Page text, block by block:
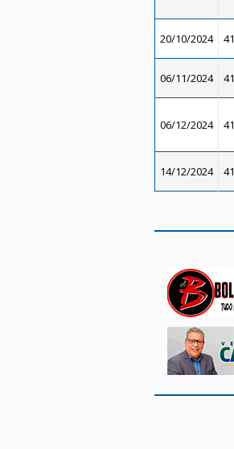
20/10/2024
06/11/2024
06/12/2024
14/12/2024